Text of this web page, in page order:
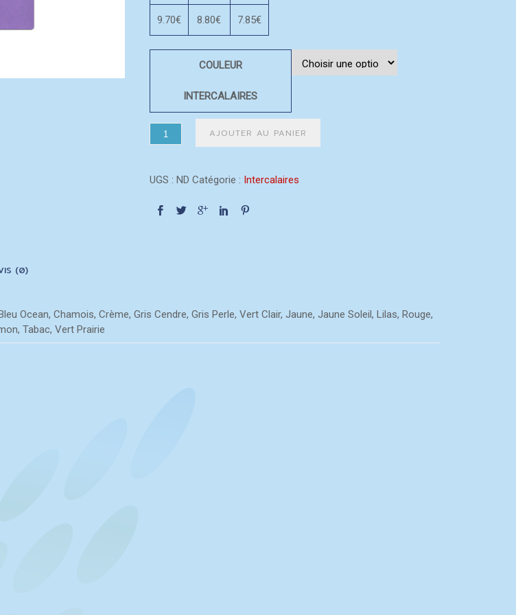
9.70€ 8.80€ 7.85€
COULEUR
INTERCALAIRES
AJOUTER AU PANIER
UGS : ND Catégorie : Intercalaires
(0)
Ocean, Chamois, Crème, Gris Cendre, Gris Perle, Vert Clair, Jaune, Jaune Soleil, Lilas, Rouge,
Tabac, Vert Prairie